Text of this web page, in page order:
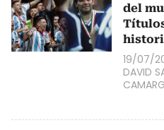
del
19/07/
DAVID